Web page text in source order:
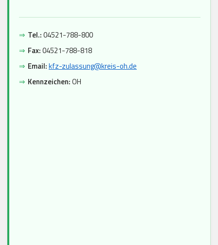
⇒ Tel.:04521-788-800
⇒ Fax:04521-788-818
⇒ Email:kfz-zulassung@kreis-oh.de
⇒ Kennzeichen:OH